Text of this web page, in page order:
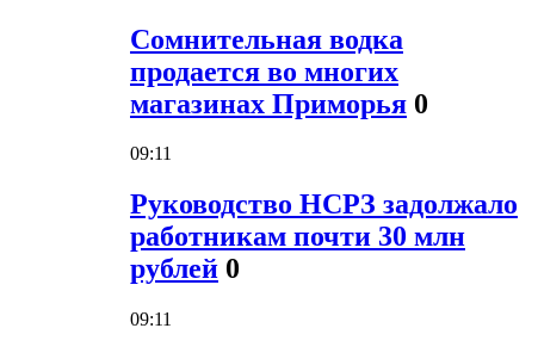
Сомнительная водка
продается во многих
магазинах Приморья 0
09:11
Руководство НСРЗ задолжало
работникам почти 30 млн
рублей 0
09:11